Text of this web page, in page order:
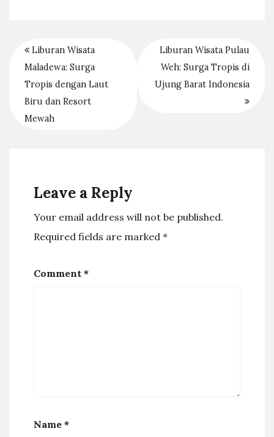
Liburan Wisata
Maladewa: Surga
Tropis dengan Laut
Biru dan Resort
Mewah
Liburan Wisata Pulau
Weh: Surga Tropis di
Ujung Barat Indonesia
Leave a Reply
Your email address will not be published.
Required fields are marked *
Comment *
Name *